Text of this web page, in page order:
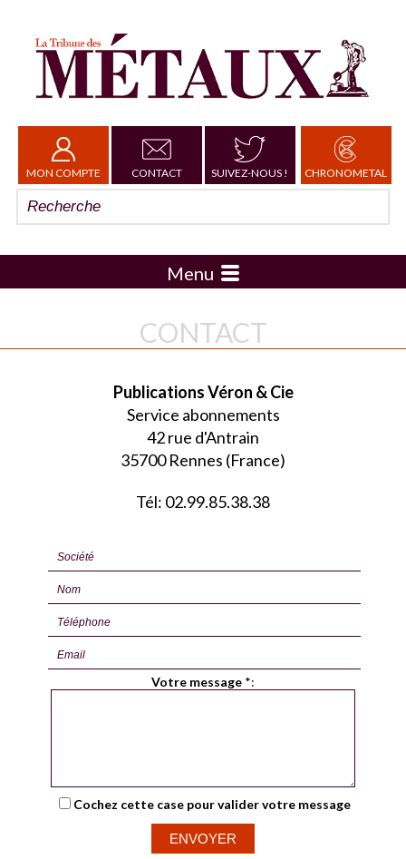
MON COMPTE CONTACT SUIVEZ-NOUS ! CHRONOMETAL
Menu
CONTACT
Publications Véron & Cie
Service abonnements
42 rue d'Antrain
35700 Rennes (France)
Tél: 02.99.85.38.38
Votre message *:
Cochez cette case pour valider votre message